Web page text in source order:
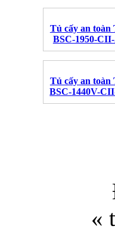
Tủ cấy an toàn
BSC-1950-
Tủ cấy an toàn
BSC-1440V-
«